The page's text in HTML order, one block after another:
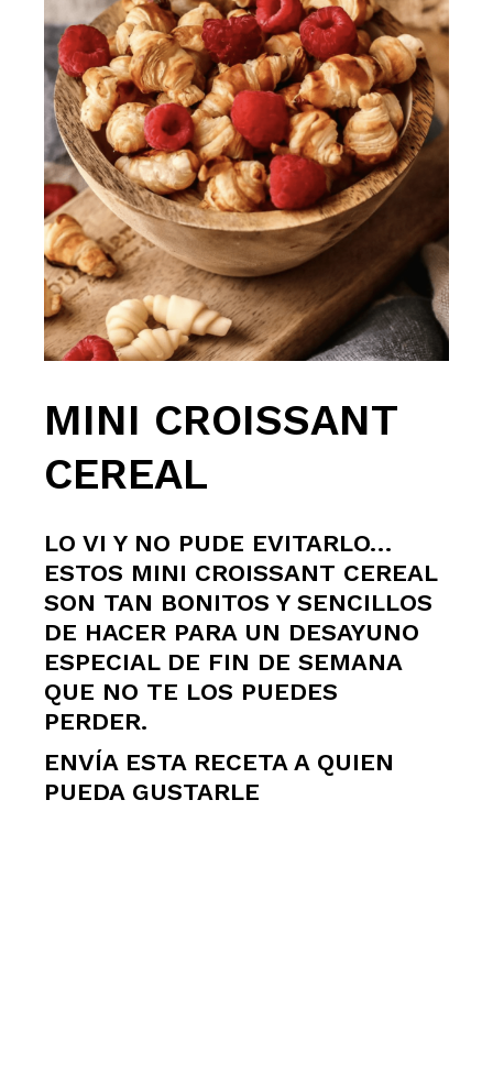
MINI CROISSANT
CEREAL
LO VI Y NO PUDE EVITARLO…
ESTOS MINI CROISSANT CEREAL
SON TAN BONITOS Y SENCILLOS
DE HACER PARA UN DESAYUNO
ESPECIAL DE FIN DE SEMANA
QUE NO TE LOS PUEDES
PERDER.
ENVÍA ESTA RECETA A QUIEN
PUEDA GUSTARLE